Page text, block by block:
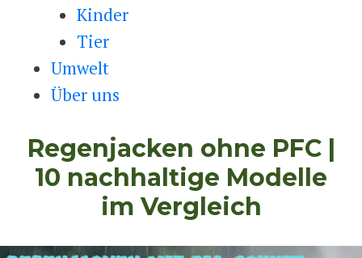
Kinder
Tier
Umwelt
Über uns
Regenjacken ohne PFC |
10 nachhaltige Modelle
im Vergleich